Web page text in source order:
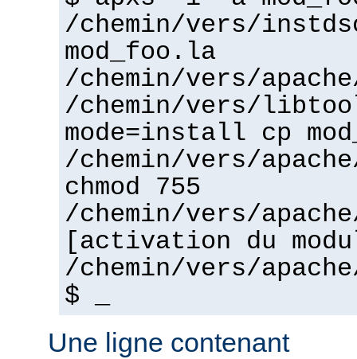
/chemin/vers/
mod_foo.la
/chemin/vers/
/chemin/vers/
mode=install cp
/chemin/vers/
chmod 755
/chemin/vers/
[activation du
/chemin/vers/
$ _
Une ligne contenant